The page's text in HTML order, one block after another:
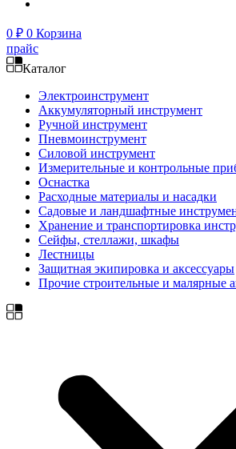
0 ₽ 0 Корзина
прайс
Каталог
Электроинструмент
Аккумуляторный инструмент
Ручной инструмент
Пневмоинструмент
Силовой инструмент
Измерительные и контрольные
Оснастка
Расходные материалы и насадки
Садовые и ландшафтные
Хранение и транспортировка
Сейфы, стеллажи, шкафы
Лестницы
Защитная экипировка и аксессуары
Прочие строительные и малярные